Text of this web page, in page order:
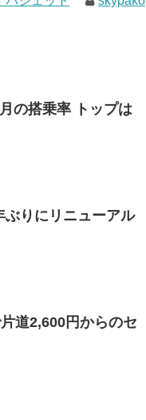
の搭乗率 トップは
りにリニューアル
道2,600円からのセ